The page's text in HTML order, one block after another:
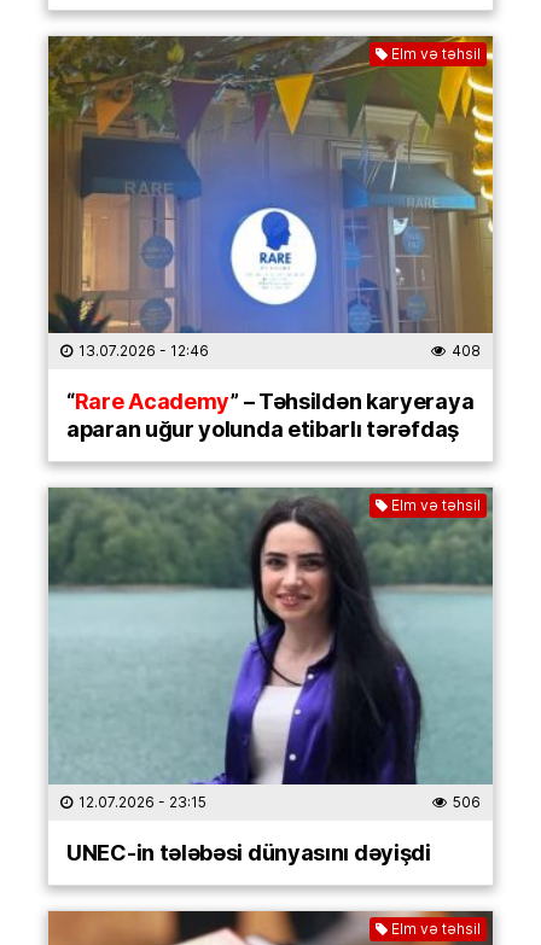
Elm və təhsil
13.07.2026 - 12:46 408
“Rare Academy” – Təhsildən karyeraya
aparan uğur yolunda etibarlı tərəfdaş
Elm və təhsil
12.07.2026 - 23:15 506
UNEC-in tələbəsi dünyasını dəyişdi
Elm və təhsil